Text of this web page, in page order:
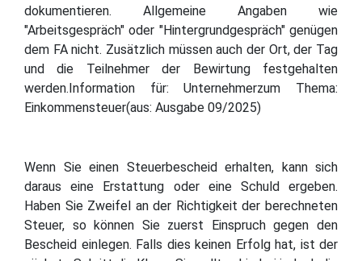
dokumentieren. Allgemeine Angaben wie
"Arbeitsgespräch" oder "Hintergrundgespräch" genügen
dem FA nicht. Zusätzlich müssen auch der Ort, der Tag
und die Teilnehmer der Bewirtung festgehalten
werden.Information für: Unternehmerzum Thema:
Einkommensteuer(aus: Ausgabe 09/2025)
Wenn Sie einen Steuerbescheid erhalten, kann sich
daraus eine Erstattung oder eine Schuld ergeben.
Haben Sie Zweifel an der Richtigkeit der berechneten
Steuer, so können Sie zuerst Einspruch gegen den
Bescheid einlegen. Falls dies keinen Erfolg hat, ist der